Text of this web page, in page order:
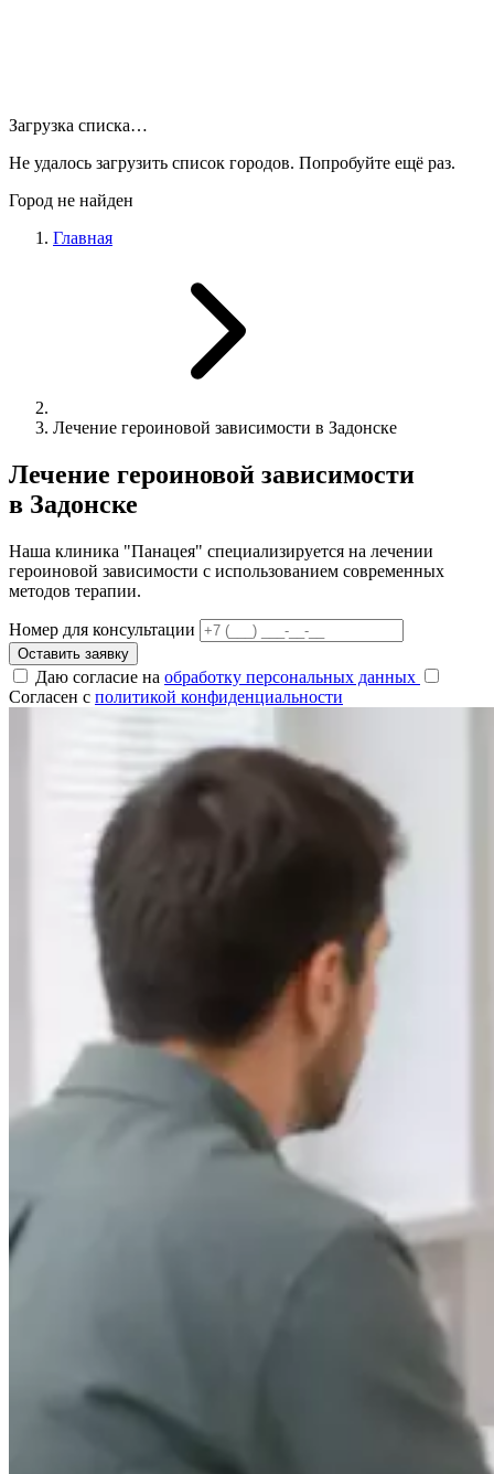
Загрузка списка…
Не удалось загрузить список городов. Попробуйте ещё раз.
Город не найден
Главная
Лечение героиновой зависимости в Задонске
Лечение героиновой зависимости
в Задонске
Наша клиника "Панацея" специализируется на лечении
героиновой зависимости с использованием современных
методов терапии.
Номер для консультации
Оставить заявку
Даю согласие на обработку персональных данных
Согласен с политикой конфиденциальности